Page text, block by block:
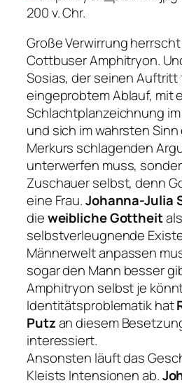
200 v. Chr.
Große Verwirrung
Cottbuser Amphitryon.
Sosias, der seinen
eingeprobtem Ablauf, mit
Schlachtplanzeichnung
und sich im wahrsten
Merkurs schlagenden
unterwerfen muss,
Zuschauer selbst, denn
eine Frau.Johanna-Julia
dieweibliche Gottheitals
selbstverleugnende
Männerwelt anpassen
sogar den Mann besser
Amphitryon selbst je
Identitätsproblematik hat
Putzan diesem
interessiert.
Ansonsten läuft das
Kleists Intensionen ab.